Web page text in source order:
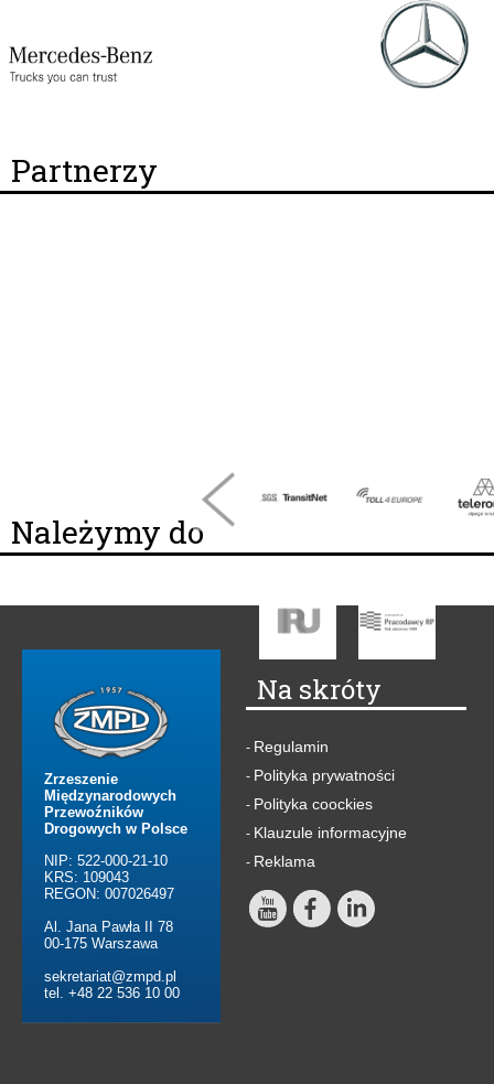
Partnerzy
Należymy do
Zrzeszenie
Międzynarodowych
Przewoźników
Drogowych w Polsce
NIP: 522-000-21-10
KRS: 109043
REGON: 007026497
Al. Jana Pawła II 78
00-175 Warszawa
sekretariat@zmpd.pl
tel. +48 22 536 10 00
Na skróty
- Regulamin
- Polityka prywatności
- Polityka coockies
- Klauzule informacyjne
- Reklama